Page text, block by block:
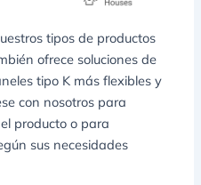
tipos de productos
ofrece soluciones de
tipo K más flexibles y
con nosotros para
producto o para
sus necesidades